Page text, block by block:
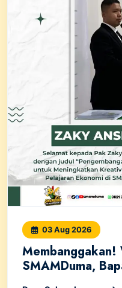
03 Aug 2026
Membanggakan!
SMAMDuma,